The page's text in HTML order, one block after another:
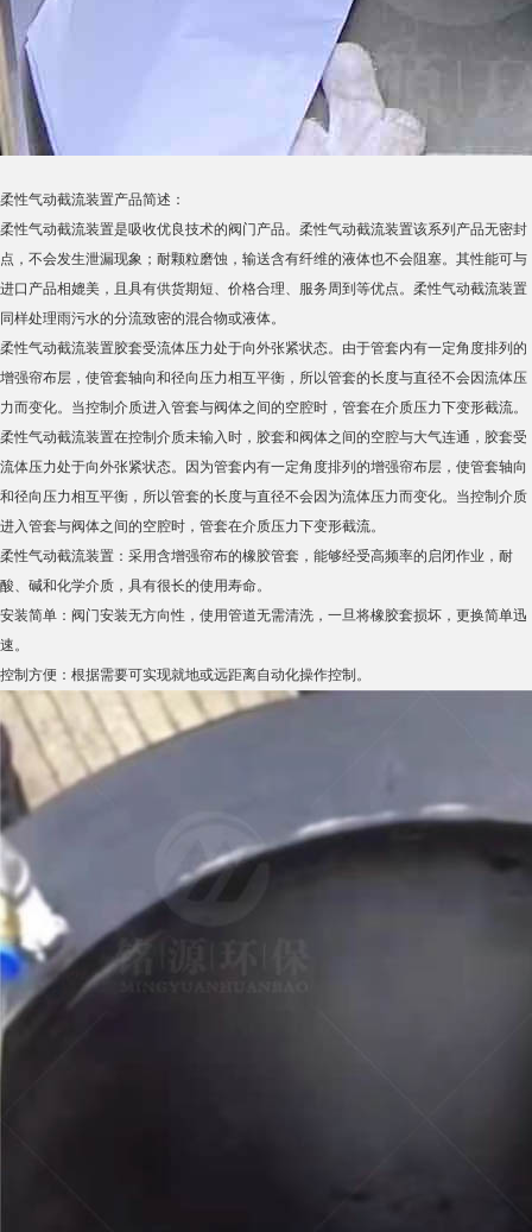
柔性气动截流装置产品简述：
柔性气动截流装置是吸收优良技术的阀门产品。柔性气动截流装置该系列产品无密封
点，不会发生泄漏现象；耐颗粒磨蚀，输送含有纤维的液体也不会阻塞。其性能可与
进口产品相媲美，且具有供货期短、价格合理、服务周到等优点。柔性气动截流装置
同样处理雨污水的分流致密的混合物或液体。
柔性气动截流装置胶套受流体压力处于向外张紧状态。由于管套内有一定角度排列的
增强帘布层，使管套轴向和径向压力相互平衡，所以管套的长度与直径不会因流体压
力而变化。当控制介质进入管套与阀体之间的空腔时，管套在介质压力下变形截流。
柔性气动截流装置在控制介质未输入时，胶套和阀体之间的空腔与大气连通，胶套受
流体压力处于向外张紧状态。因为管套内有一定角度排列的增强帘布层，使管套轴向
和径向压力相互平衡，所以管套的长度与直径不会因为流体压力而变化。当控制介质
进入管套与阀体之间的空腔时，管套在介质压力下变形截流。
柔性气动截流装置：采用含增强帘布的橡胶管套，能够经受高频率的启闭作业，耐
酸、碱和化学介质，具有很长的使用寿命。
安装简单：阀门安装无方向性，使用管道无需清洗，一旦将橡胶套损坏，更换简单迅
速。
控制方便：根据需要可实现就地或远距离自动化操作控制。